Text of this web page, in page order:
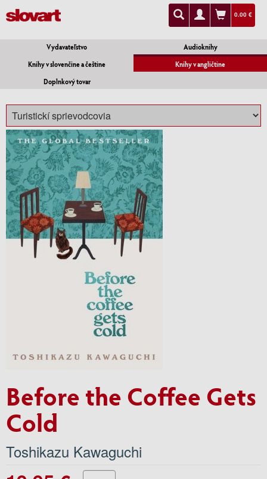
0.00 €
Vydavateľstvo
Audioknihy
Knihy v slovenčine a češtine
Knihy v angličtine
Doplnkový tovar
Before the Coffee Gets
Cold
Toshikazu Kawaguchi